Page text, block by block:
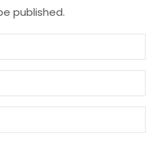
published.